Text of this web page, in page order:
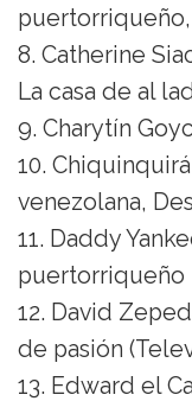
puertorriqueño,
8. Catherine
La casa de al
9. Charytín
10.
venezolana,
11. Daddy
puertorriqueño
12. David
de pasión
13. Edward el